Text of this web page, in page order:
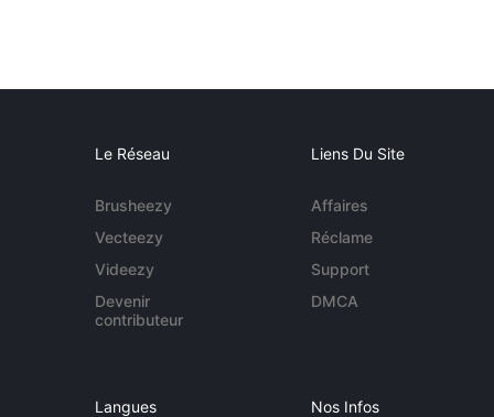
Le Réseau
Brusheezy
Vecteezy
Videezy
Devenir
contributeur
Liens Du Site
Affaires
Réclame
Support
DMCA
Langues Nos Infos